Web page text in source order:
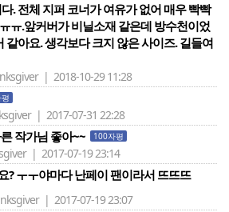
. 전체 지퍼 코너가 여유가 없어 매우 빡빡
ㅠ.앞커버가 비닐소재 같은데 방수천이었
같아요. 생각보다 크지 않은 사이즈. 길들여
| 2018-10-29 11:28
| 2017-07-31 22:28
작가님 좋아~~ 100자평
| 2017-07-19 23:14
? ㅜㅜ야마다 난페이 팬이라서 뜨뜨뜨
| 2017-07-19 23:07